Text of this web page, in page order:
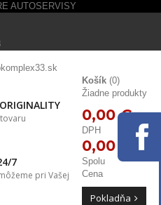
7
pri Vašej
Košík (0)
Žiadne produkty
0,00 €
DPH
0,00 €
Spolu
Cena
Pokladňa